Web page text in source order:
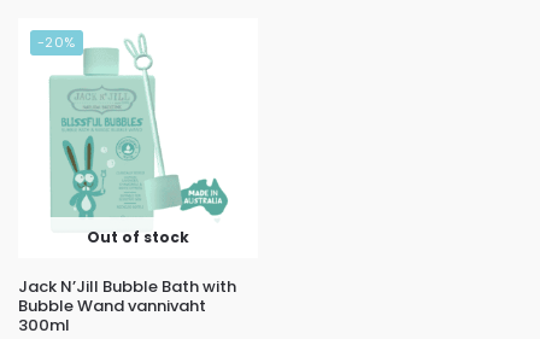
-20%
Out of stock
Jack N’Jill Bubble Bath with
Bubble Wand vannivaht
300ml